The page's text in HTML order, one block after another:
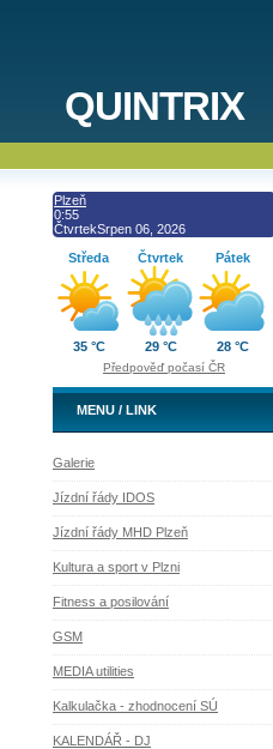
QUINTRIX
Plzeň
0:55
ČtvrtekSrpen 06, 2026
Středa
35 °C
Čtvrtek
29 °C
Pátek
28 °C
Předpověď počasí ČR
MENU / LINK
Galerie
Jízdní řády IDOS
Jízdní řády MHD Plzeň
Kultura a sport v Plzni
Fitness a posilování
GSM
MEDIA utilities
Kalkulačka - zhodnocení SÚ
KALENDÁŘ - DJ